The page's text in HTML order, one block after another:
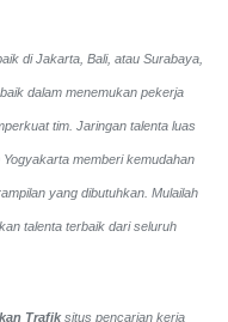
di Jakarta, Bali, atau Surabaya,
dalam menemukan pekerja
tim. Jaringan talenta luas
memberi kemudahan
yang dibutuhkan. Mulailah
talenta terbaik dari seluruh
Trafik situs pencarian kerja